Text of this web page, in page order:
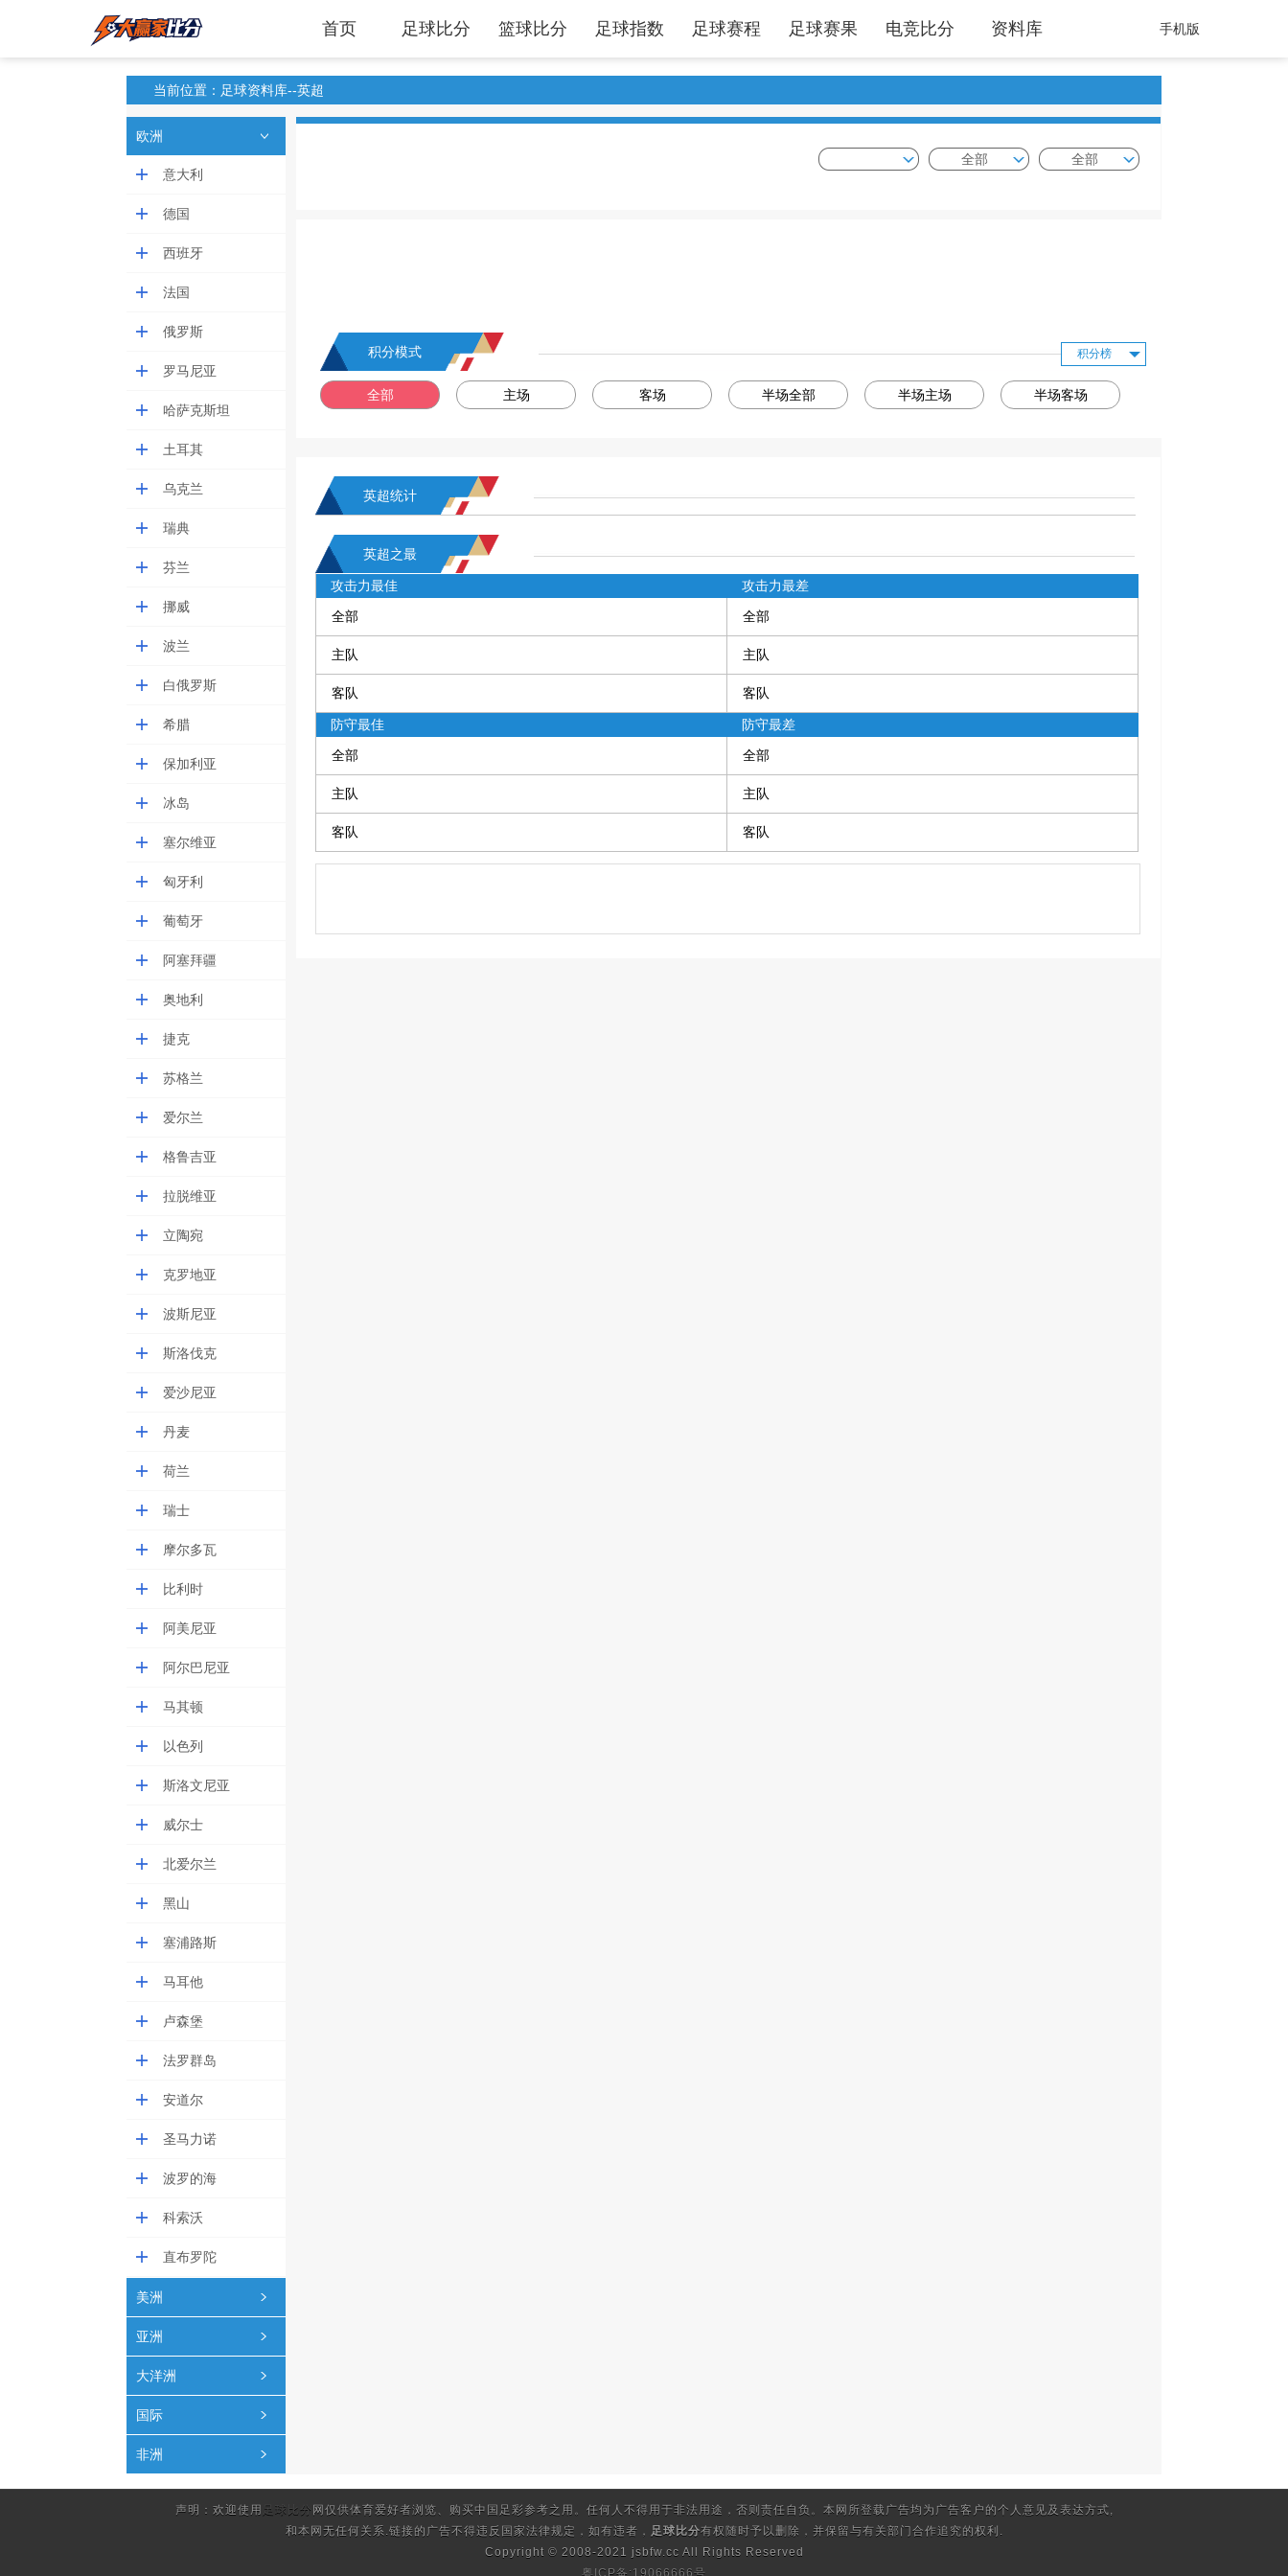
首页 足球比分 篮球比分 足球指数 足球赛程 足球赛果 电竞比分 资料库 手机版
当前位置：足球资料库--英超
欧洲
意大利
德国
西班牙
法国
俄罗斯
罗马尼亚
哈萨克斯坦
土耳其
乌克兰
瑞典
芬兰
挪威
波兰
白俄罗斯
希腊
保加利亚
冰岛
塞尔维亚
匈牙利
葡萄牙
阿塞拜疆
奥地利
捷克
苏格兰
爱尔兰
格鲁吉亚
拉脱维亚
立陶宛
克罗地亚
波斯尼亚
斯洛伐克
爱沙尼亚
丹麦
荷兰
瑞士
摩尔多瓦
比利时
阿美尼亚
阿尔巴尼亚
马其顿
以色列
斯洛文尼亚
威尔士
北爱尔兰
黑山
塞浦路斯
马耳他
卢森堡
法罗群岛
安道尔
圣马力诺
波罗的海
科索沃
直布罗陀
美洲
亚洲
大洋洲
国际
非洲
全部 全部
积分模式 积分榜
全部 主场 客场 半场全部 半场主场 半场客场
英超统计
英超之最
攻击力最佳
全部
主队
客队
攻击力最差
全部
主队
客队
防守最佳
全部
主队
客队
防守最差
全部
主队
客队
声明：欢迎使用 足球比分 网仅供体育爱好者浏览、购买中国足彩参考之用。任何人不得用于非法用途，否则责任自负。本网所登载广告均为广告客户的个人意见及表达方式,
和本网无任何关系.链接的广告不得违反国家法律规定，如有违者， 足球比分有权随时予以删除，并保留与有关部门合作追究的权利.
Copyright © 2008-2021 jsbfw.cc All Rights Reserved
粤ICP备:19066666号